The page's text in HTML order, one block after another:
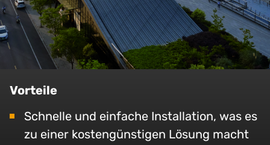
Vorteile
Schnelle und einfache Installation, was es
zu einer kostengünstigen Lösung macht